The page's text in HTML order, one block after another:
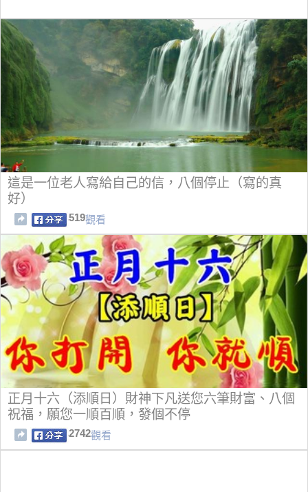
這是一位老人寫給自己的信，八個停止（寫的真
好）
519觀看
正月十六（添順日）財神下凡送您六筆財富、八個
祝福，願您一順百順，發個不停
2742觀看